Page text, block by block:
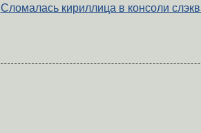
Сломалась кириллица в консоли